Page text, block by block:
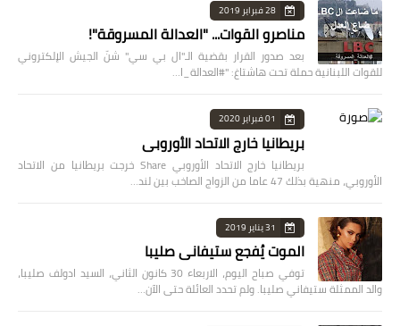
28 فبراير 2019
مناصرو القوات... "العدالة المسروقة"!
بعد صدور القرار بقضية الـ"ال بي سي" شنّ الجيش الإلكتروني
للقوات اللبنانية حملة تحت هاشتاغ: "#العدالة_ا…
01 فبراير 2020
بريطانيا خارج الاتحاد الأوروبي
بريطانيا خارج الاتحاد الأوروبي Share خرجت بريطانيا من الاتحاد
الأوروبي، منهية بذلك 47 عاما من الزواج الصاخب بين لند…
31 يناير 2019
الموت يُفجع ستيفاني صليبا
توفي صباح اليوم، الاربعاء 30 كانون الثاني، السيد ادولف صليبا،
والد الممثلة ستيفاني صليبا. ولم تحدد العائلة حتى الآن…